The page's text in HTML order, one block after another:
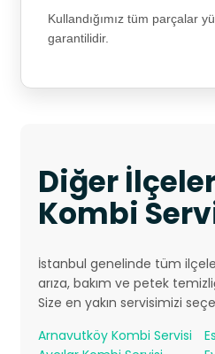
Kullandığımız tüm parçalar
garantilidir.
Diğer
Kombi
İstanbul genelinde tüm
arıza, bakım ve petek
Size en yakın servisimizi
Arnavutköy Kombi Servisi